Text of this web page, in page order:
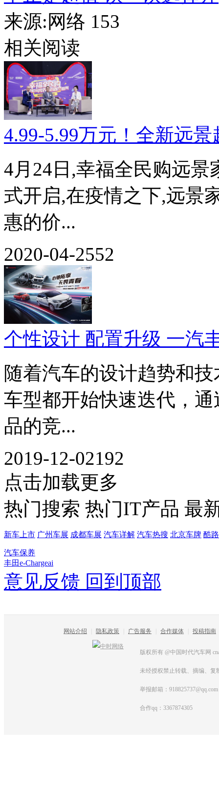
来源:网络 153
相关阅读
4.99-5.99万元！全新远景
4月24日,幸福全民购远
式开启,在疫情之下,远景
惠的价...
2020-04-2552
个性设计 配置升级 一汽
随着汽车的设计趋势和
车型都开始快速迭代，
品的竞...
2019-12-02192
点击加载更多
热门搜索 热门IT产品 最
新车上市 广州车展 成都车展 汽车详解 汽车热搜 北京车牌 酷
汽车保养
丰田e-Chargeai
意见反馈 回到顶部
网站介绍 隐私政策 广告服务 合作媒体 投稿指南
版权所有 @中国时代汽车网
未经授权禁止转载、摘编、复
举报邮箱：918825737@qq.com
合作qq：3367874305